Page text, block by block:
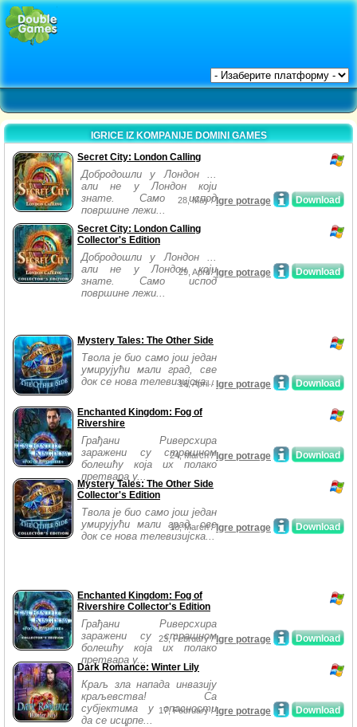
IGRICE IZ KOMPANIJE DOMINI GAMES
Secret City: London Calling
Добродошли у Лондон ...
али не у Лондон који
знате. Само испод
површине лежи...
Download
28, May /Igre potrage
Secret City: London Calling
Collector's Edition
Добродошли у Лондон ...
али не у Лондон који
знате. Само испод
површине лежи...
Download
29, April /Igre potrage
Mystery Tales: The Other Side
Твола је био само још један
умирујући мали град, све
док се нова телевизијска...
Download
16, April / Igre potrage
Enchanted Kingdom: Fog of
Rivershire
Грађани Риверсхира
заражени су страшном
болешћу која их полако
претвара у...
Download
24, March / Igre potrage
Mystery Tales: The Other Side
Collector's Edition
Твола је био само још један
умирујући мали град, све
док се нова телевизијска...
Download
18, March /Igre potrage
Enchanted Kingdom: Fog of
Rivershire Collector's Edition
Грађани Риверсхира
заражени су страшном
болешћу која их полако
претвара у...
Download
23, February / Igre potrage
Dark Romance: Winter Lily
Краљ зла напада инвазију
краљевства! Са
субјектима у опасности
да се исцрпе...
Download
17, February /Igre potrage